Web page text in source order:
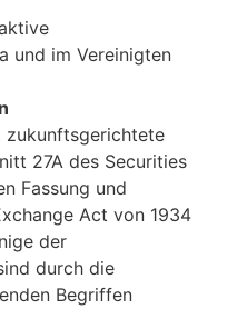
und im Vereinigten
zukunftsgerichtete
27A des Securities
Fassung und
Act von 1934
der
durch die
Begriffen